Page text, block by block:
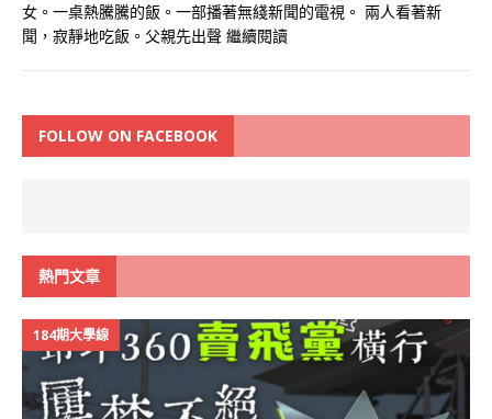
女。一桌熱騰騰的飯。一部播著無綫新聞的電視。 兩人看著新
聞，寂靜地吃飯。父親先出聲 繼續閱讀
FOLLOW ON FACEBOOK
熱門文章
184期大學線